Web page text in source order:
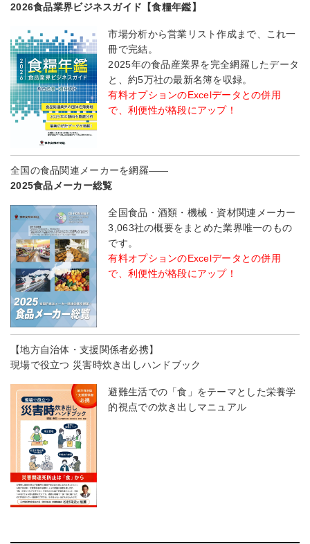
2026食品業界ビジネスガイド【食糧年鑑】
市場分析から営業リスト作成まで、これ一
冊で完結。
2025年の食品産業界を完全網羅したデータ
と、約5万社の最新名簿を収録。
有料オプションのExcelデータとの併用
で、利便性が格段にアップ！
全国の食品関連メーカーを網羅――
2025食品メーカー総覧
全国食品・酒類・機械・資材関連メーカー
3,063社の概要をまとめた業界唯一のもの
です。
有料オプションのExcelデータとの併用
で、利便性が格段にアップ！
【地方自治体・支援関係者必携】
現場で役立つ 災害時炊き出しハンドブック
避難生活での「食」をテーマとした栄養学
的視点での炊き出しマニュアル